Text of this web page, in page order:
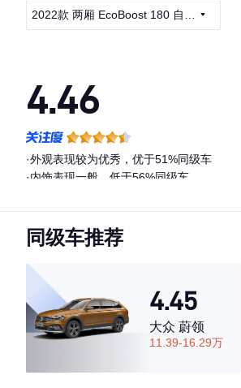
2022款 两厢 EcoBoost 180 自动
4.46
·外观表现较为优秀，优于51%同级车
·内饰表现一般，低于56%同级车
同级车推荐
4.45
大众 蔚领
11.39-16.29万